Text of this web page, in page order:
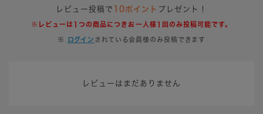
レビュー投稿で 10ポイント プレゼント！
※レビューは1つの商品につきお一人様1回のみ投稿可能です。
※ ログイン されている会員様のみ投稿できます
レビューはまだありません